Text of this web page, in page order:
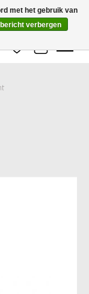
Houd er rekening mee
kan zijn dan
Verlanglijst
met het gebruik van
verbergen